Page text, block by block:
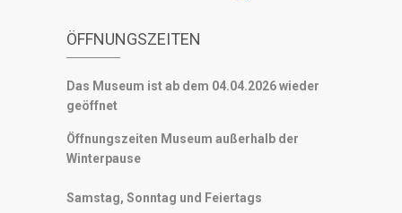
ÖFFNUNGSZEITEN
Das Museum ist ab dem 04.04.2026 wieder
geöffnet
Öffnungszeiten Museum außerhalb der
Winterpause
Samstag, Sonntag und Feiertags